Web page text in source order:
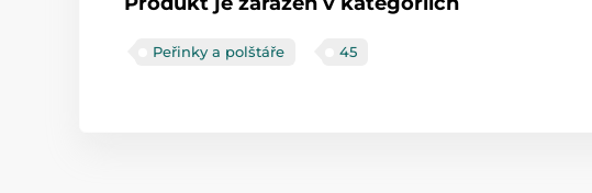
Peřinky a polštáře 45